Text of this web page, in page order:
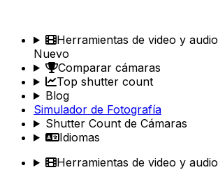
Herramientas de video y audio
Nuevo
Comparar cámaras
Top shutter count
Blog
Simulador de Fotografía
Shutter Count de Cámaras
Idiomas
Herramientas de video y audio